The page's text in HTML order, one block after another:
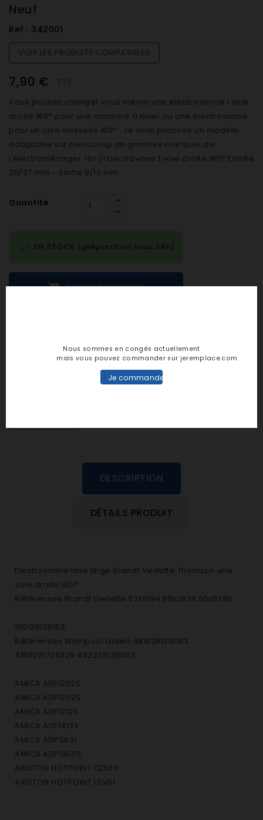
Neuf
Ref : 342001
VOIR LES PRODUITS COMPATIBLES
7,90 €
Vous pouvez changer vous même une électrovanne 1 voie
droite 180° pour une machine à laver ou une électrovanne
pour un lave vaisselle 180° . Je vous propose un modèle
adaptable sur beaucoup de grandes marques de
l'électroménager <br />Electrovane 1 voie droite 180° Entrée
20/27 mm - Sortie 9/12 mm
Quantité
 AJOUTER AU PANIER
EN STOCK (préparation sous 24h)
personne n'a encore posté d'avis
DESCRIPTION
DÉTAILS PRODUIT
Electrovanne lave linge Brandt Vedette Thomson une
voie droite 180°
Références Brandt Vedette 52x6194 55x2939 55x8395
150128128163
Références Whirlpool Laden 4819281281163
4819281729329 4822281281163
AMICA ADF1202S
AMICA ADF1202S
AMICA ADF1212S
AMICA ADF1413X
AMICA ADP0601
AMICA ADP0601S
ARISTON HOTPOINT CL500
ARISTON HOTPOINT LSV61
Nous sommes en congés actuellement
mais vous pouvez commander sur jeremplace.com
Je commande